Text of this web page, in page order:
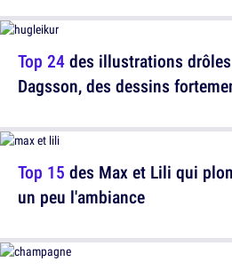
Top 24des illustrations
Dagsson, des dessins
Top 15 des Max et Lili qui
un peu l'ambiance